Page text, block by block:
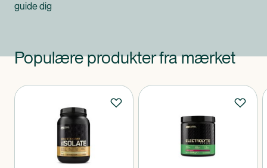
guide dig
Populære produkter fra mærket
Produkter